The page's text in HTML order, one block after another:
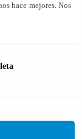
hace mejores. Nos